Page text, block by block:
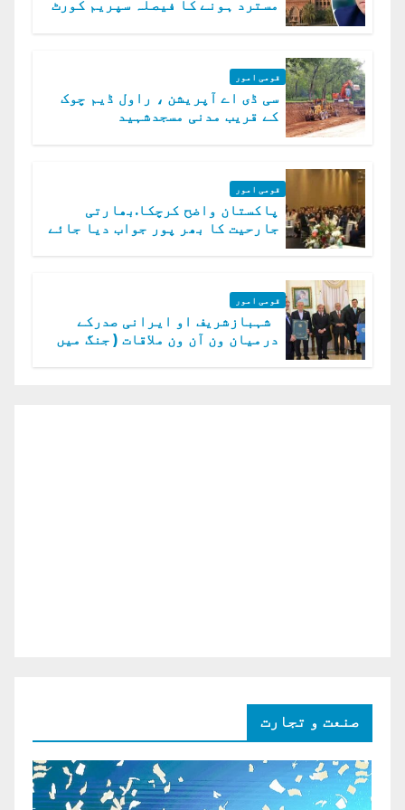
مسترد ہونے کا فیصلہ سپریم کورٹ
قومی امور
سی ڈی اے آپریشن ، راول ڈیم چوک
کے قریب مدنی مسجدشہید
قومی امور
پاکستان واضح کرچکا.بھارتی
جارحیت کا بھر پور جواب دیا جائے
قومی امور
شہبازشریف او ایرانی صدرکے
درمیان ون آن ون ملاقات ( جنگ میں
صنعت و تجارت